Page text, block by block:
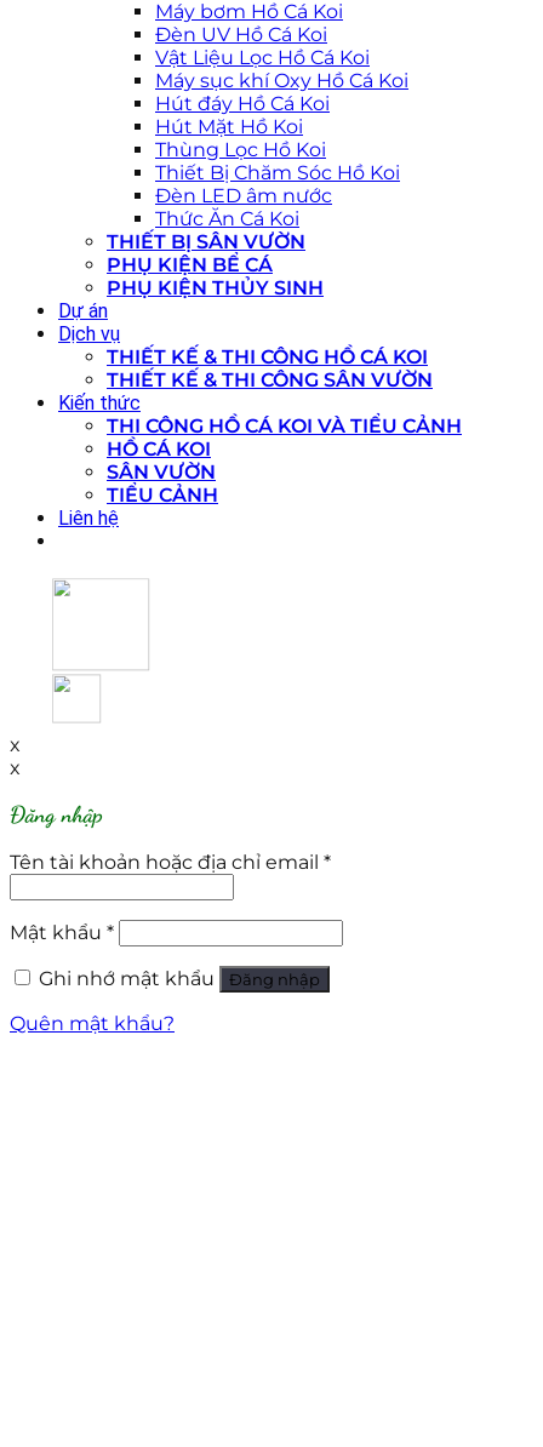
Máy bơm Hồ Cá Koi
Đèn UV Hồ Cá Koi
Vật Liệu Lọc Hồ Cá Koi
Máy sục khí Oxy Hồ Cá Koi
Hút đáy Hồ Cá Koi
Hút Mặt Hồ Koi
Thùng Lọc Hồ Koi
Thiết Bị Chăm Sóc Hồ Koi
Đèn LED âm nước
Thức Ăn Cá Koi
THIẾT BỊ SÂN VƯỜN
PHỤ KIỆN BỂ CÁ
PHỤ KIỆN THỦY SINH
Dự án
Dịch vụ
THIẾT KẾ & THI CÔNG HỒ CÁ KOI
THIẾT KẾ & THI CÔNG SÂN VƯỜN
Kiến thức
THI CÔNG HỒ CÁ KOI VÀ TIỂU CẢNH
HỒ CÁ KOI
SÂN VƯỜN
TIỂU CẢNH
Liên hệ
x
x
Đăng nhập
Tên tài khoản hoặc địa chỉ email *
Mật khẩu *
Ghi nhớ mật khẩu
Đăng nhập
Quên mật khẩu?